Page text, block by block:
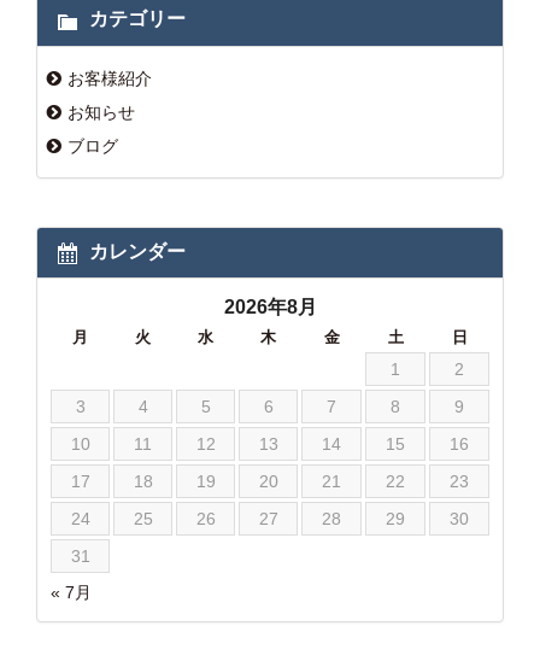
カテゴリー
お客様紹介
お知らせ
ブログ
カレンダー
2026年8月
月 火 水 木 金 土 日
« 7月
1
2
3
4 5 6 7 8
9
10
11 12 13 14 15
16
17
18 19 20 21 22
23
24
25 26 27 28 29
30
31